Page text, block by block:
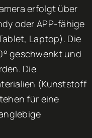
erfolgt über
oder APP-fähige
Laptop). Die
geschwenkt und
Die
(Kunststoff
für eine